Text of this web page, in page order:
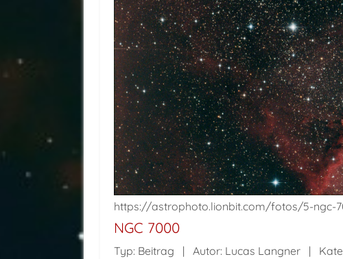
NGC 7000
https://astrophoto.lionbit.com/fotos/5-ngc-
Typ: Beitrag Autor: Lucas Langner